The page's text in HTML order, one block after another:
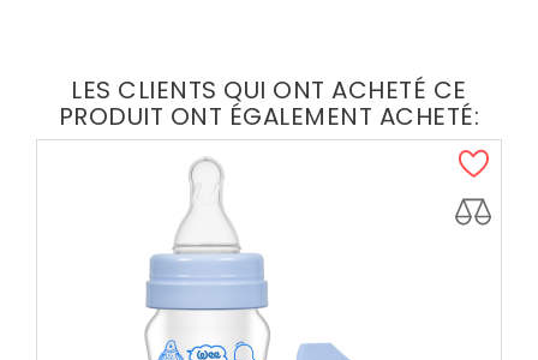
LES CLIENTS QUI ONT ACHETÉ CE
PRODUIT ONT ÉGALEMENT ACHETÉ: